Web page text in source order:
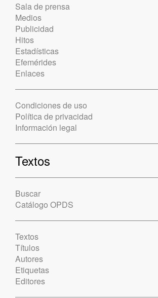
Sala de prensa
Medios
Publicidad
Hitos
Estadísticas
Efemérides
Enlaces
Condiciones de uso
Política de privacidad
Información legal
Textos
Buscar
Catálogo OPDS
Textos
Títulos
Autores
Etiquetas
Editores